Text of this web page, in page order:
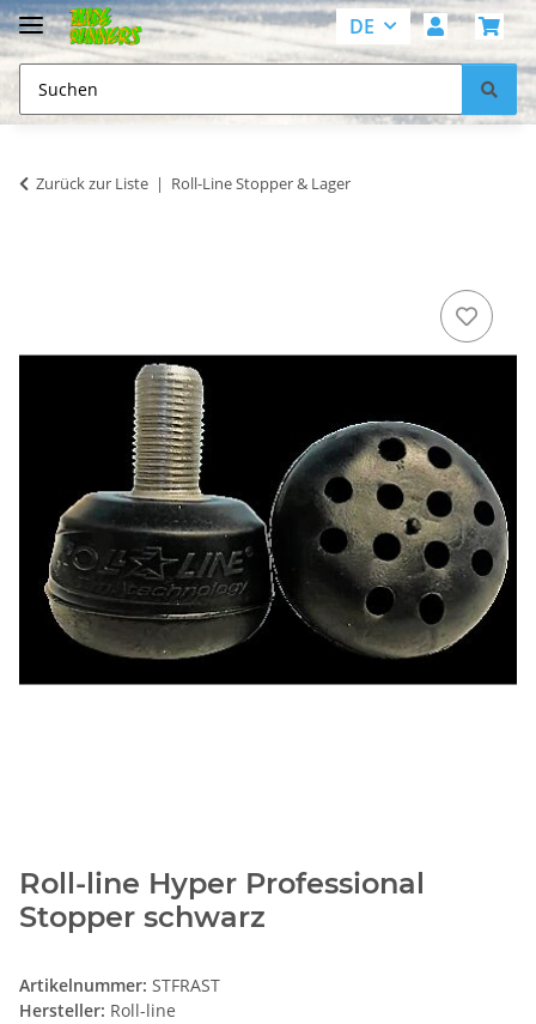
DE
Zurück zur Liste Roll-Line Stopper & Lager
Roll-line Hyper Professional
Stopper schwarz
Artikelnummer: STFRAST
Hersteller: Roll-line